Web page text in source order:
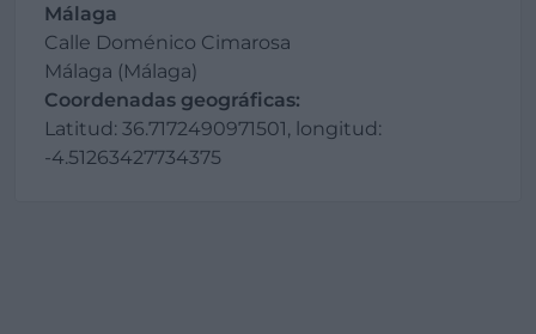
Málaga
Calle Doménico Cimarosa
Málaga (Málaga)
Coordenadas geográficas:
Latitud: 36.7172490971501, longitud:
-4.51263427734375